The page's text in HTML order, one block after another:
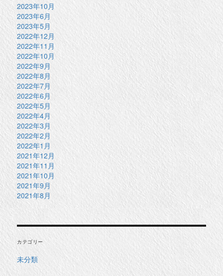
2023年10月
2023年6月
2023年5月
2022年12月
2022年11月
2022年10月
2022年9月
2022年8月
2022年7月
2022年6月
2022年5月
2022年4月
2022年3月
2022年2月
2022年1月
2021年12月
2021年11月
2021年10月
2021年9月
2021年8月
カテゴリー
未分類